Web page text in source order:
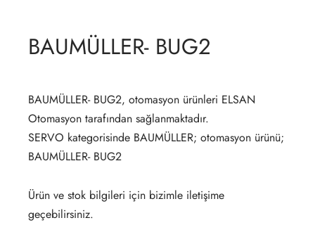
BAUMÜLLER- BUG2
BAUMÜLLER- BUG2, otomasyon ürünleri ELSAN
Otomasyon tarafından sağlanmaktadır.
SERVO kategorisinde BAUMÜLLER; otomasyon ürünü;
BAUMÜLLER- BUG2
Ürün ve stok bilgileri için bizimle iletişime
geçebilirsiniz.